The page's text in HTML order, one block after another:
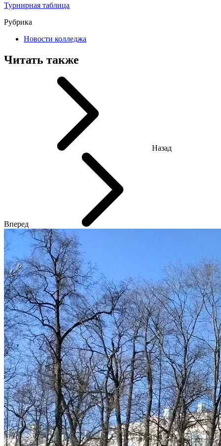
Турнирная таблица
Рубрика
Новости колледжа
Читать также
Назад
Вперед